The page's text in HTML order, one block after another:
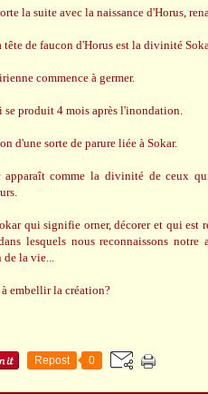
la suite avec la naissance d'Horus,
de faucon d'Horus est la divinité
commence à germer.
se produit 4 mois après l'inondation.
d'une sorte de parure liée à Sokar.
comme la divinité de ceux
qui signifie orner, décorer et qui est
lesquels nous reconnaissons
de la vie...
embellir la création?
Repost 0